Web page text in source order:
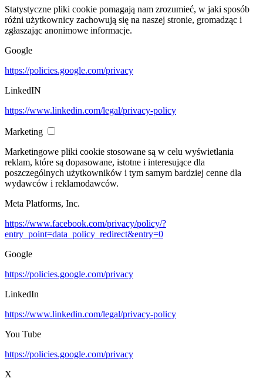
Statystyczne pliki cookie pomagają nam zrozumieć, w jaki sposób
różni użytkownicy zachowują się na naszej stronie, gromadząc i
zgłaszając anonimowe informacje.
Google
https://policies.google.com/privacy
LinkedIN
https://www.linkedin.com/legal/privacy-policy
Marketing
Marketingowe pliki cookie stosowane są w celu wyświetlania
reklam, które są dopasowane, istotne i interesujące dla
poszczególnych użytkowników i tym samym bardziej cenne dla
wydawców i reklamodawców.
Meta Platforms, Inc.
https://www.facebook.com/privacy/policy/?
entry_point=data_policy_redirect&entry=0
Google
https://policies.google.com/privacy
LinkedIn
https://www.linkedin.com/legal/privacy-policy
You Tube
https://policies.google.com/privacy
X